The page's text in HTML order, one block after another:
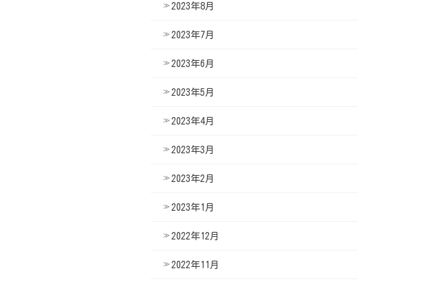
2023年8月
2023年7月
2023年6月
2023年5月
2023年4月
2023年3月
2023年2月
2023年1月
2022年12月
2022年11月